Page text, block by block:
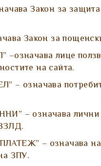
Закон за
Закон за
–означава лице
на сайта.
– означава
– означава лични
– означава
ЗПУ.